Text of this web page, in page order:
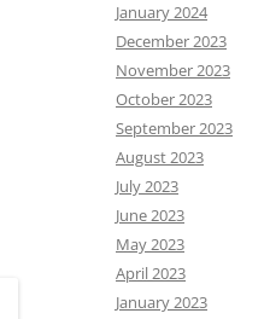
January 2024
December 2023
November 2023
October 2023
September 2023
August 2023
July 2023
June 2023
May 2023
April 2023
January 2023